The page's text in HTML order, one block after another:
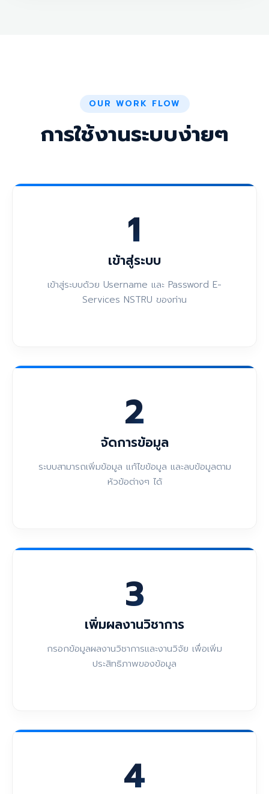
OUR WORK FLOW
การใช้งานระบบง่ายๆ
1
เข้าสู่ระบบ
เข้าสู่ระบบด้วย Username และ Password E-
Services NSTRU ของท่าน
2
จัดการข้อมูล
ระบบสามารถเพิ่มข้อมูล แก้ไขข้อมูล และลบข้อมูลตาม
หัวข้อต่างๆ ได้
3
เพิ่มผลงานวิชาการ
กรอกข้อมูลผลงานวิชาการและงานวิจัย เพื่อเพิ่ม
ประสิทธิภาพของข้อมูล
4